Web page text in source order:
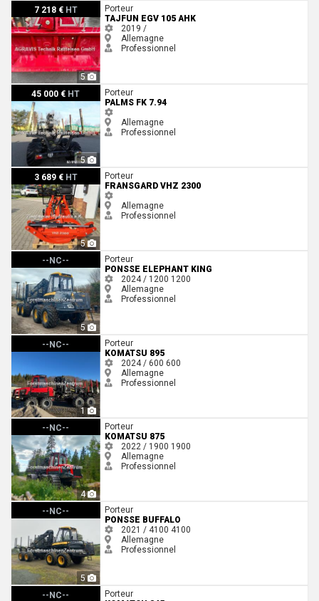
7 218 € HT
5
Tajfun EGV 105 AHK
Porteur
TAJFUN EGV 105 AHK
2019 /
Allemagne
Professionnel
45 000 € HT
5
Palms FK 7.94
Porteur
PALMS FK 7.94
Allemagne
Professionnel
3 689 € HT
5
Fransgard VHZ 2300
Porteur
FRANSGARD VHZ 2300
Allemagne
Professionnel
--NC--
5
Ponsse Elephant King
Porteur
PONSSE ELEPHANT KING
2024 / 1200 1200
Allemagne
Professionnel
--NC--
1
Komatsu 895
Porteur
KOMATSU 895
2024 / 600 600
Allemagne
Professionnel
--NC--
4
Komatsu 875
Porteur
KOMATSU 875
2022 / 1900 1900
Allemagne
Professionnel
--NC--
5
Ponsse Buffalo
Porteur
PONSSE BUFFALO
2021 / 4100 4100
Allemagne
Professionnel
--NC--
Komatsu 845
Porteur